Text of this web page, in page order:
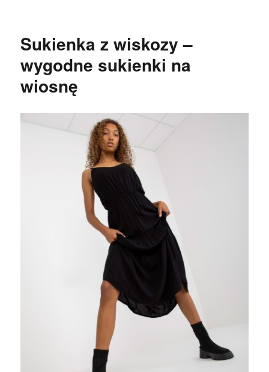
Sukienka z wiskozy –
wygodne sukienki na
wiosnę